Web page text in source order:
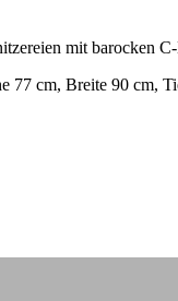
mit barocken
77 cm, Breite 90 cm,